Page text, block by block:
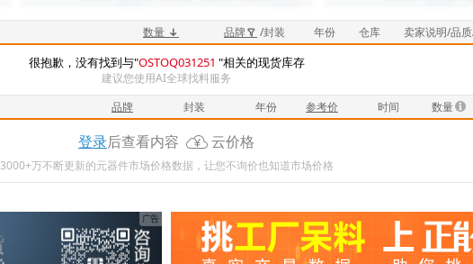
数量 品牌 /封装 年份 仓库 卖家说明/品
很抱歉，没有找到与"OSTOQ031251 "相关的现货库存
建议您使用AI全球找料服务
品牌 封装 年份 参考价 时间 数量
登录后查看内容 云价格
3000+万不断更新的元器件市场价格数据，让您不询价也知道市场价格